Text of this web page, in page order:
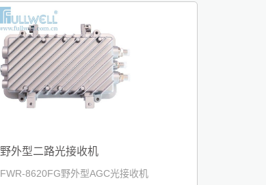
野外型二路光接收机
FWR-8620FG野外型AGC光接收机